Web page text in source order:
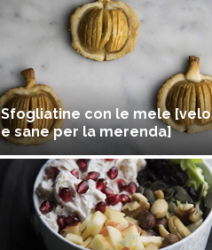
Sfogliatine con le mele
e sane per la merenda]